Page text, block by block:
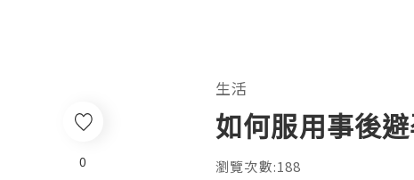
生活
如何服用事後
瀏覽次數:188
0